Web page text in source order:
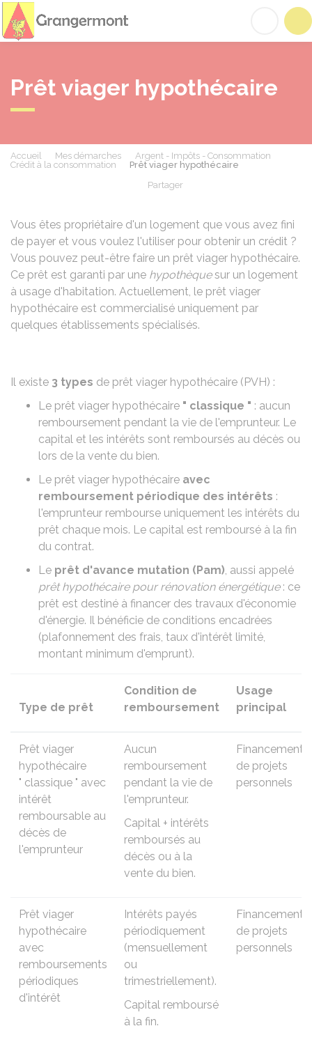
Prêt viager hypothécaire
Accueil Mes démarches
Argent - Impôts - Consommation
Crédit à la consommation
Prêt viager hypothécaire
Partager
Vous êtes propriétaire d'un logement que vous avez fini
de payer et vous voulez l'utiliser pour obtenir un crédit ?
Vous pouvez peut-être faire un prêt viager hypothécaire.
Ce prêt est garanti par une hypothèquesur un logement
à usage d'habitation. Actuellement, le prêt viager
hypothécaire est commercialisé uniquement par
quelques établissements spécialisés.
Il existe 3 types de prêt viager hypothécaire (PVH) :
Le prêt viager hypothécaire " classique " : aucun
remboursement pendant la vie de l'emprunteur. Le
capital et les intérêts sont remboursés au décès ou
lors de la vente du bien.
Le prêt viager hypothécaire avec
remboursement périodique des intérêts :
l'emprunteur rembourse uniquement les intérêts du
prêt chaque mois. Le capital est remboursé à la fin
du contrat.
Le prêt d'avance mutation (Pam), aussi appelé
prêt hypothécaire pour rénovation énergétique: ce
prêt est destiné à financer des travaux d'économie
d'énergie. Il bénéficie de conditions encadrées
(plafonnement des frais, taux d'intérêt limité,
montant minimum d'emprunt).
Type de prêt
Condition de
remboursement
Usage
principal
Prêt viager
hypothécaire
" classique " avec
intérêt
remboursable au
décès de
l'emprunteur
Aucun
remboursement
pendant la vie de
l'emprunteur.
Capital + intérêts
remboursés au
décès ou à la
vente du bien.
Financement
de projets
personnels
Prêt viager
hypothécaire
avec
remboursements
périodiques
d'intérêt
Intérêts payés
périodiquement
(mensuellement
ou
trimestriellement).
Capital remboursé
à la fin.
Financement
de projets
personnels